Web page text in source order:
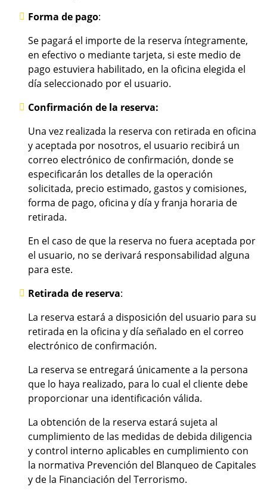
Forma de pago:
Se pagará el importe de la reserva íntegramente,
en efectivo o mediante tarjeta, si este medio de
pago estuviera habilitado, en la oficina elegida el
día seleccionado por el usuario.
Confirmación de la reserva:
Una vez realizada la reserva con retirada en oficina
y aceptada por nosotros, el usuario recibirá un
correo electrónico de confirmación, donde se
especificarán los detalles de la operación
solicitada, precio estimado, gastos y comisiones,
forma de pago, oficina y día y franja horaria de
retirada.
En el caso de que la reserva no fuera aceptada por
el usuario, no se derivará responsabilidad alguna
para este.
Retirada de reserva:
La reserva estará a disposición del usuario para su
retirada en la oficina y día señalado en el correo
electrónico de confirmación.
La reserva se entregará únicamente a la persona
que lo haya realizado, para lo cual el cliente debe
proporcionar una identificación válida.
La obtención de la reserva estará sujeta al
cumplimiento de las medidas de debida diligencia
y control interno aplicables en cumplimiento con
la normativa Prevención del Blanqueo de Capitales
y de la Financiación del Terrorismo.